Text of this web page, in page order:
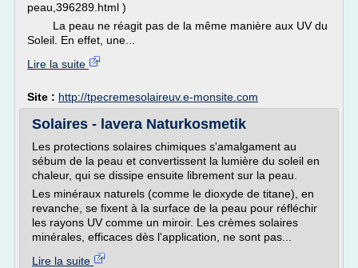
peau,396289.html )
La peau ne réagit pas de la même manière aux UV du
Soleil. En effet, une...
Lire la suite
Site : http://tpecremesolaireuv.e-monsite.com
Solaires - lavera Naturkosmetik
Les protections solaires chimiques s'amalgament au
sébum de la peau et convertissent la lumière du soleil en
chaleur, qui se dissipe ensuite librement sur la peau.
Les minéraux naturels (comme le dioxyde de titane), en
revanche, se fixent à la surface de la peau pour réfléchir
les rayons UV comme un miroir. Les crèmes solaires
minérales, efficaces dès l'application, ne sont pas...
Lire la suite